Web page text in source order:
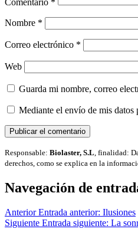
Nombre *
Correo electrónico *
Web
Guarda mi nombre, correo
Mediante el envío de mis datos
Responsable: Biolaster, S.L , finalidad:
derechos, como se explica en la
Navegación de
Anterior Entrada anterior: Ilusiones
Siguiente Entrada siguiente: La